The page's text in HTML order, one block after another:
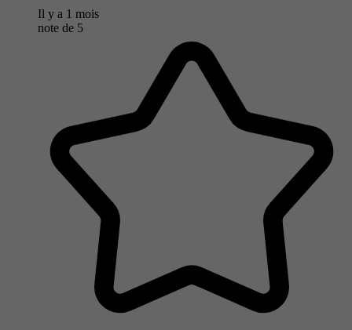
Il y a 1 mois
note de 5